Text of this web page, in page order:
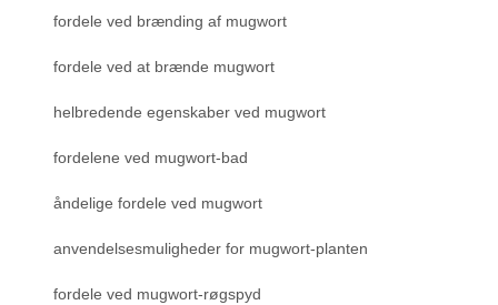
fordele ved brænding af mugwort
fordele ved at brænde mugwort
helbredende egenskaber ved mugwort
fordelene ved mugwort-bad
åndelige fordele ved mugwort
anvendelsesmuligheder for mugwort-planten
fordele ved mugwort-røgspyd